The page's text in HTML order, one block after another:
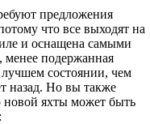
предложения
что все выходят на
и оснащена самыми
менее подержанная
лучшем состоянии, чем
назад. Но вы также
новой яхты может быть